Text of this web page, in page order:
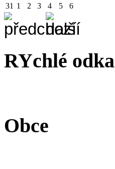
31 1 2 3 4 5 6
RYchlé
Obce